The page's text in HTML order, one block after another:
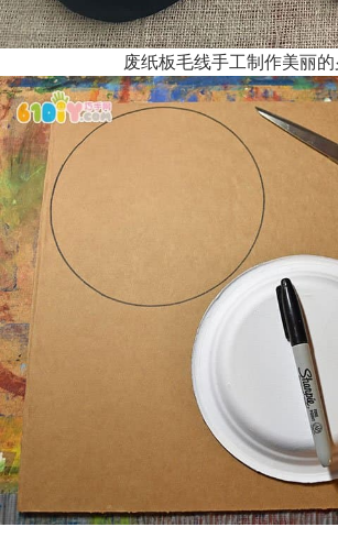
废纸板毛线手工制作美丽